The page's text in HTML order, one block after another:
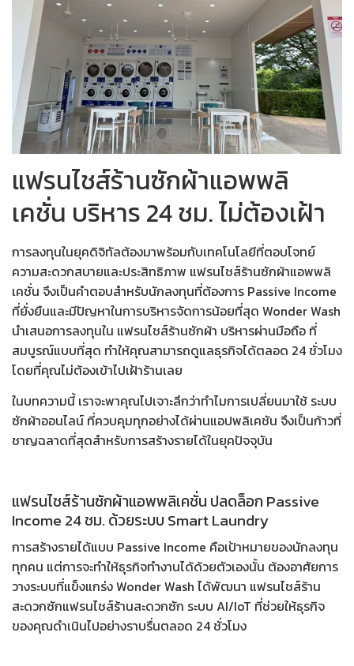
แฟรนไชส์ร้านซักผ้าแอพพลิ
เคชั่น บริหาร 24 ชม. ไม่ต้องเฝ้า
การลงทุนในยุคดิจิทัลต้องมาพร้อมกับเทคโนโลยีที่ตอบโจทย์
ความสะดวกสบายและประสิทธิภาพ แฟรนไชส์ร้านซักผ้าแอพพลิ
เคชั่น จึงเป็นคำตอบสำหรับนักลงทุนที่ต้องการ Passive Income
ที่ยั่งยืนและมีปัญหาในการบริหารจัดการน้อยที่สุด Wonder Wash
นำเสนอการลงทุนใน แฟรนไชส์ร้านซักผ้า บริหารผ่านมือถือ ที่
สมบูรณ์แบบที่สุด ทำให้คุณสามารถดูแลธุรกิจได้ตลอด 24 ชั่วโมง
โดยที่คุณไม่ต้องเข้าไปเฝ้าร้านเลย
ในบทความนี้ เราจะพาคุณไปเจาะลึกว่าทำไมการเปลี่ยนมาใช้ ระบบ
ซักผ้าออนไลน์ ที่ควบคุมทุกอย่างได้ผ่านแอปพลิเคชัน จึงเป็นก้าวที่
ชาญฉลาดที่สุดสำหรับการสร้างรายได้ในยุคปัจจุบัน
แฟรนไชส์ร้านซักผ้าแอพพลิเคชั่น ปลดล็อก Passive
Income 24 ชม. ด้วยระบบ Smart Laundry
การสร้างรายได้แบบ Passive Income คือเป้าหมายของนักลงทุน
ทุกคน แต่การจะทำให้ธุรกิจทำงานได้ด้วยตัวเองนั้น ต้องอาศัยการ
วางระบบที่แข็งแกร่ง Wonder Wash ได้พัฒนา แฟรนไชส์ร้าน
สะดวกซักแฟรนไชส์ร้านสะดวกซัก ระบบ AI/IoT ที่ช่วยให้ธุรกิจ
ของคุณดำเนินไปอย่างราบรื่นตลอด 24 ชั่วโมง